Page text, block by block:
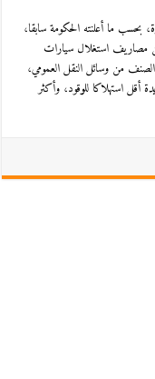
ما أعلنته الحكومة سابقا،
مصاريف استغلال سيارات
من وسائل النقل العمومي،
استهلاكا للوقود، وأكثر